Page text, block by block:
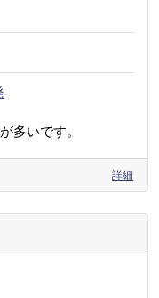
多いです。
詳細